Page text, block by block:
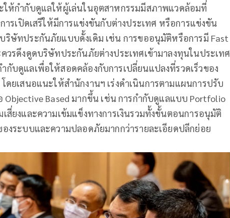
ให้กำกับดูแลให้ผู้เล่นในอุตสาหกรรมมีสภาพแวดล้อมที่
ารเปิดเสรีให้มีการแข่งขันกับต่างประเทศ หรือการแข่งขัน
ษัทประกันภัยแบบดั้งเดิม เช่น การขออนุมัติหรือการมี Fast
รดึงดูดบริษัทประกันภัยต่างประเทศเข้ามาลงทุนในประเทศ
กับดูแลเพื่อให้สอดคล้องกับการเปลี่ยนแปลงที่รวดเร็วของ
ยเสนอแนะให้สำนักงานฯ เร่งดำเนินการตามแผนการปรับ
Objective Based มากขึ้น เช่น การกำกับดูแลแบบ Portfolio
สี่ยงและความเข้มแข็งทางการเงินรวมทั้งขั้นตอนการอนุมัติ
งระบบและความปลอดภัยมากกว่ารายละเอียดปลีกย่อย